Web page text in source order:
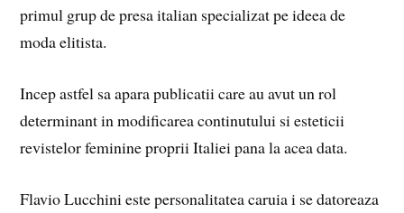
primul grup de presa italian specializat pe ideea de
moda elitista.
Incep astfel sa apara publicatii care au avut un rol
determinant in modificarea continutului si esteticii
revistelor feminine proprii Italiei pana la acea data.
Flavio Lucchini este personalitatea caruia i se datoreaza